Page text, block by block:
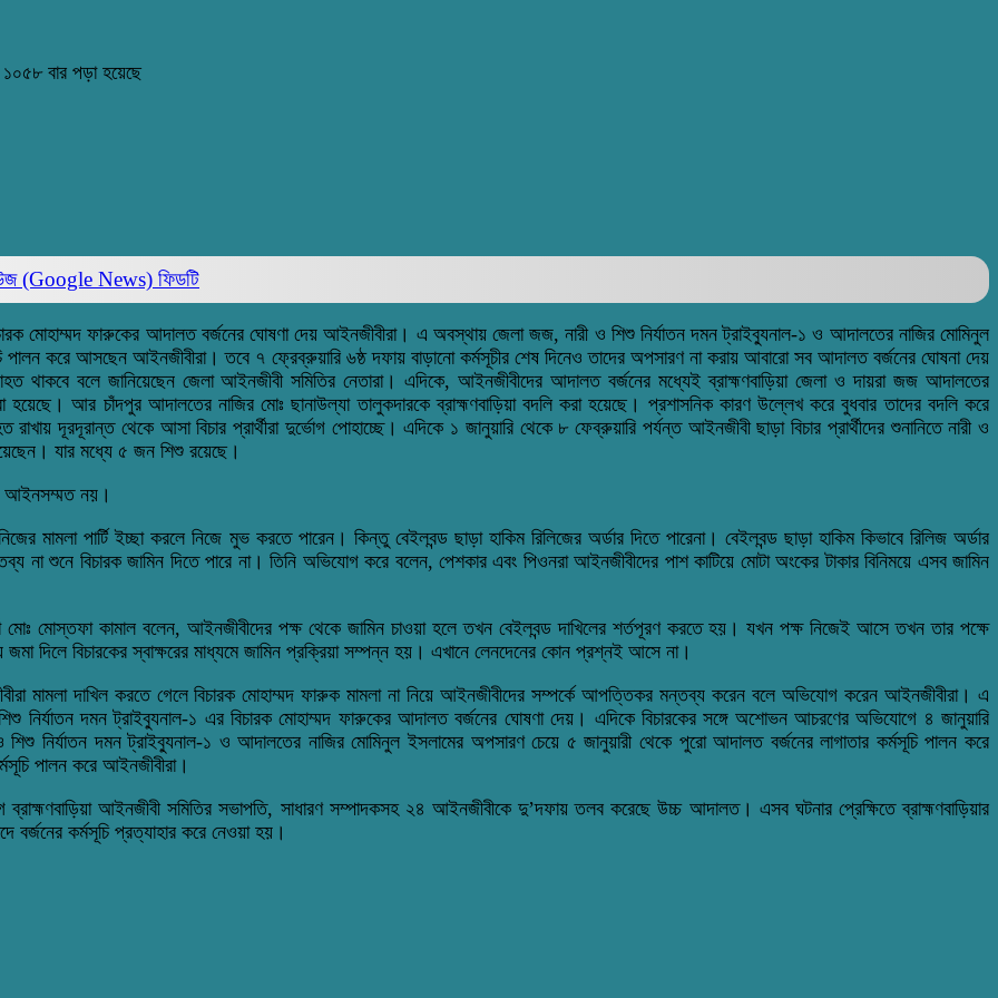
১০৫৮ বার পড়া হয়েছে
(Google News) ফিডটি
মোহাম্মদ ফারুকের আদালত বর্জনের ঘোষণা দেয় আইনজীবীরা। এ অবস্থায় জেলা জজ, নারী ও শিশু নির্যাতন দমন ট্রাইব্যুনাল-১ ও আদালতের নাজির মোমিনুল
পালন করে আসছেন আইনজীবীরা। তবে ৭ ফ্রেব্রুয়ারি ৬ষ্ঠ দফায় বাড়ানো কর্মসূচীর শেষ দিনেও তাদের অপসারণ না করায় আবারো সব আদালত বর্জনের ঘোষনা দেয়
বলে জানিয়েছেন জেলা আইনজীবী সমিতির নেতারা। এদিকে, আইনজীবীদের আদালত বর্জনের মধ্যেই ব্রাহ্মণবাড়িয়া জেলা ও দায়রা জজ আদালতের
আর চাঁদপুর আদালতের নাজির মোঃ ছানাউল্যা তালুকদারকে ব্রাহ্মণবাড়িয়া বদলি করা হয়েছে। প্রশাসনিক কারণ উল্লেখ করে বুধবার তাদের বদলি করে
দূরদূরান্ত থেকে আসা বিচার প্রার্থীরা দুর্ভোগ পোহাচ্ছে। এদিকে ১ জানুয়ারি থেকে ৮ ফেব্রুয়ারি পর্যন্ত আইনজীবী ছাড়া বিচার প্রার্থীদের শুনানিতে নারী ও
যার মধ্যে ৫ জন শিশু রয়েছে।
আইনসম্মত নয়।
পার্টি ইচ্ছা করলে নিজে মুভ করতে পারেন। কিন্তু বেইলবন্ড ছাড়া হাকিম রিলিজের অর্ডার দিতে পারেনা। বেইলবন্ড ছাড়া হাকিম কিভাবে রিলিজ অর্ডার
শুনে বিচারক জামিন দিতে পারে না। তিনি অভিযোগ করে বলেন, পেশকার এবং পিওনরা আইনজীবীদের পাশ কাটিয়ে মোটা অংকের টাকার বিনিময়ে এসব জামিন
মোঃ মোস্তফা কামাল বলেন, আইনজীবীদের পক্ষ থেকে জামিন চাওয়া হলে তখন বেইলবন্ড দাখিলের শর্তপূরণ করতে হয়। যখন পক্ষ নিজেই আসে তখন তার পক্ষে
দিলে বিচারকের স্বাক্ষরের মাধ্যমে জামিন প্রক্রিয়া সম্পন্ন হয়। এখানে লেনদেনের কোন প্রশ্নই আসে না।
মামলা দাখিল করতে গেলে বিচারক মোহাম্মদ ফারুক মামলা না নিয়ে আইনজীবীদের সম্পর্কে আপত্তিকর মন্তব্য করেন বলে অভিযোগ করেন আইনজীবীরা। এ
নির্যাতন দমন ট্রাইব্যুনাল-১ এর বিচারক মোহাম্মদ ফারুকের আদালত বর্জনের ঘোষণা দেয়। এদিকে বিচারকের সঙ্গে অশোভন আচরণের অভিযোগে ৪ জানুয়ারি
নির্যাতন দমন ট্রাইব্যুনাল-১ ও আদালতের নাজির মোমিনুল ইসলামের অপসারণ চেয়ে ৫ জানুয়ারী থেকে পুরো আদালত বর্জনের লাগাতার কর্মসূচি পালন করে
পালন করে আইনজীবীরা।
আইনজীবী সমিতির সভাপতি, সাধারণ সম্পাদকসহ ২৪ আইনজীবীকে দু’দফায় তলব করেছে উচ্চ আদালত। এসব ঘটনার প্রেক্ষিতে ব্রাহ্মণবাড়িয়ার
কর্মসূচি প্রত্যাহার করে নেওয়া হয়।